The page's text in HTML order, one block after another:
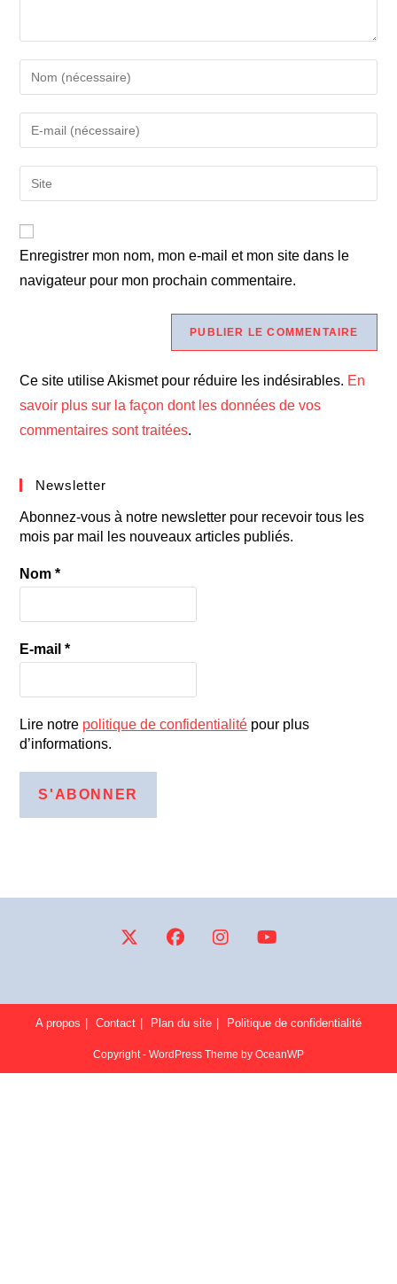
Enregistrer mon nom, mon e-mail et mon site dans le
navigateur pour mon prochain commentaire.
Ce site utilise Akismet pour réduire les indésirables. En
savoir plus sur la façon dont les données de vos
commentaires sont traitées.
Newsletter
Abonnez-vous à notre newsletter pour recevoir tous les
mois par mail les nouveaux articles publiés.
Nom*
E-mail*
Lire notre politique de confidentialité pour plus
d’informations.
A propos Contact Plan du site Politique de confidentialité
Copyright - WordPress Theme by OceanWP